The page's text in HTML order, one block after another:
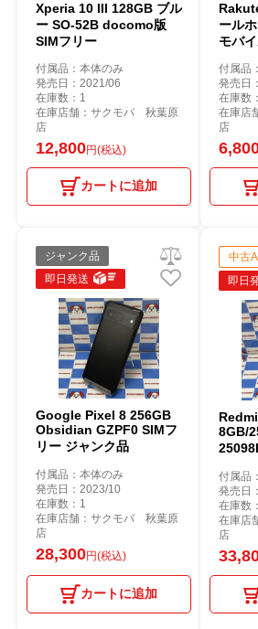
Xperia 10 III 128GB ブル
ー SO-52B docomo版
SIMフリー
付属品：本体のみ
発売日：2021/06
在庫数：1
在庫店舗：サクモバ 秋葉原
店
12,800円(税込)
カートに追加
ール
モバ
付属品
発売日
在庫数
在庫店
店
ジャンク品
即日発送
Google Pixel 8 256GB
Obsidian GZPF0 SIMフ
リー ジャンク品
付属品：本体のみ
発売日：2023/10
在庫数：1
在庫店舗：サクモバ 秋葉原
店
28,300円(税込)
カートに追加
中古
即日
8GB/
付属品
発売日：
在庫数
在庫店
店